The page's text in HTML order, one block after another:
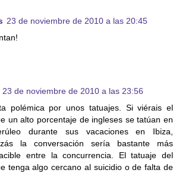
23 de noviembre de 2010 a las 20:45
23 de noviembre de 2010 a las 23:56
polémica por unos tatuajes. Si viérais el
un alto porcentaje de ingleses se tatúan en
durante sus vacaciones en Ibiza,
la conversación sería bastante más
entre la concurrencia. El tatuaje del
tenga algo cercano al suicidio o de falta de